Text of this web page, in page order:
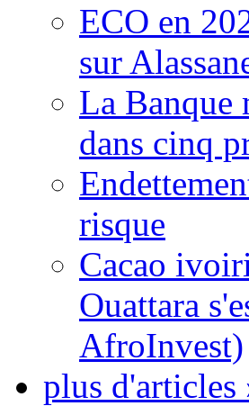
ECO en
sur
La Banque
dans cinq
risque
Cacao
Ouattara
AfroInvest)
plus d'articles